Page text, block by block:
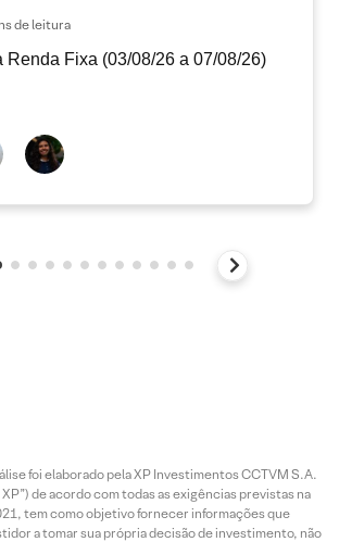
de leitura
Renda Fixa (03/08/26 a 07/08/26)
foi elaborado pela XP Investimentos CCTVM S.A.
de acordo com todas as exigências previstas na
tem como objetivo fornecer informações que
a tomar sua própria decisão de investimento, não